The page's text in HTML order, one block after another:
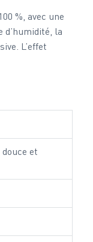
%, avec une
d’humidité, la
L’effet
et